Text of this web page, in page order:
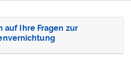
auf Ihre Fragen zur